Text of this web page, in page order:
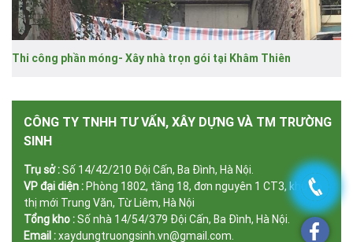
Thi công phần móng- Xây nhà trọn gói tại Khâm Thiên
CÔNG TY TNHH TƯ VẤN, XÂY DỰNG VÀ TM TRƯỜNG
SINH
Trụ sở :Số 14/42/210 Đội Cấn, Ba Đình, Hà Nội.
VP đại diện :Phòng 1802, tầng 18, đơn nguyên 1 CT3, khu đô
thị mới Trung Văn, Từ Liêm, Hà Nội
Tổng kho :Số nhà 14/54/379 Đội Cấn, Ba Đình, Hà Nội.
Email :xaydungtruongsinh.vn@gmail.com.